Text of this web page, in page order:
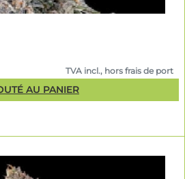
TVA incl., hors frais de port
AU PANIER